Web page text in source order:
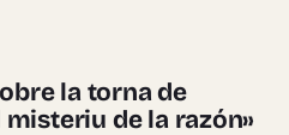
la torna de
de la razón»